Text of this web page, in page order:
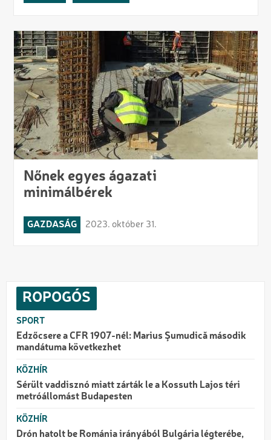
Nőnek egyes ágazati
minimálbérek
GAZDASÁG 2023. október 31.
ROPOGÓS
SPORT
Edzőcsere a CFR 1907-nél: Marius Şumudică második
mandátuma következhet
KÖZHÍR
Sérült vaddisznó miatt zárták le a Kossuth Lajos téri
metróállomást Budapesten
KÖZHÍR
Drón hatolt be Románia irányából Bulgária légterébe,